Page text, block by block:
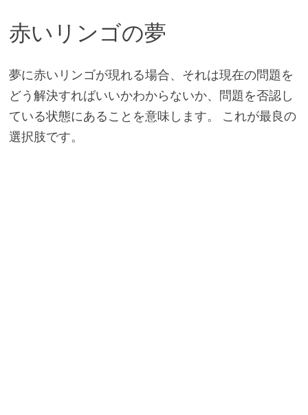
赤いリンゴの夢
夢に赤いリンゴが現れる場合、それは現在の問題を
どう解決すればいいかわからないか、問題を否認し
ている状態にあることを意味します。 これが最良の
選択肢です。